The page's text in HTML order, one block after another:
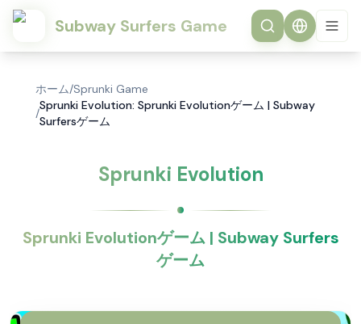
Subway Surfers Game
ホーム/Sprunki Game
/
Sprunki Evolution: Sprunki Evolutionゲーム | Subway
Surfersゲーム
Sprunki Evolution
Sprunki Evolutionゲーム | Subway Surfers
ゲーム